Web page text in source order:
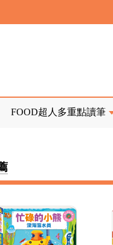
回郵郵票
FOOD超人多重點讀筆